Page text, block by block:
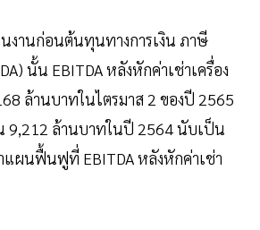
งานก่อนต้นทุนทางการเงิน ภาษี
นั้น EBITDA หลังหักค่าเช่าเครื่อง
ล้านบาทในไตรมาส 2 ของปี 2565
9,212 ล้านบาทในปี 2564 นับเป็น
แผนฟื้นฟูที่ EBITDA หลังหักค่าเช่า